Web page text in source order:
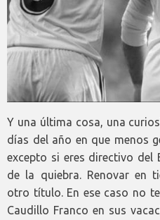
Y una última cosa, una
días del año en que menos
excepto si eres directivo del
de la quiebra. Renovar en
otro título. En ese caso no
Caudillo Franco en sus